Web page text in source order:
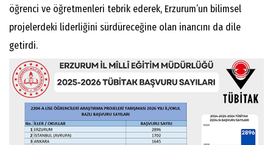
öğrenci ve öğretmenleri tebrik ederek, Erzurum’un bilimsel
projelerdeki liderliğini sürdüreceğine olan inancını da dile
getirdi.